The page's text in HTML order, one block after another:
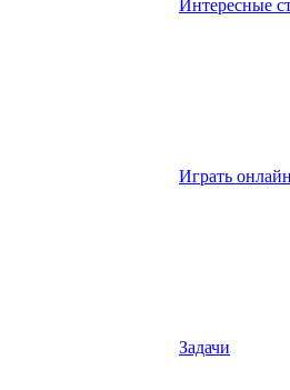
Интересные
Играть онлайн
Задачи